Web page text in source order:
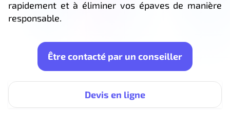
rapidement et à éliminer vos épaves de manière
responsable.
Être contacté par un conseiller
Devis en ligne